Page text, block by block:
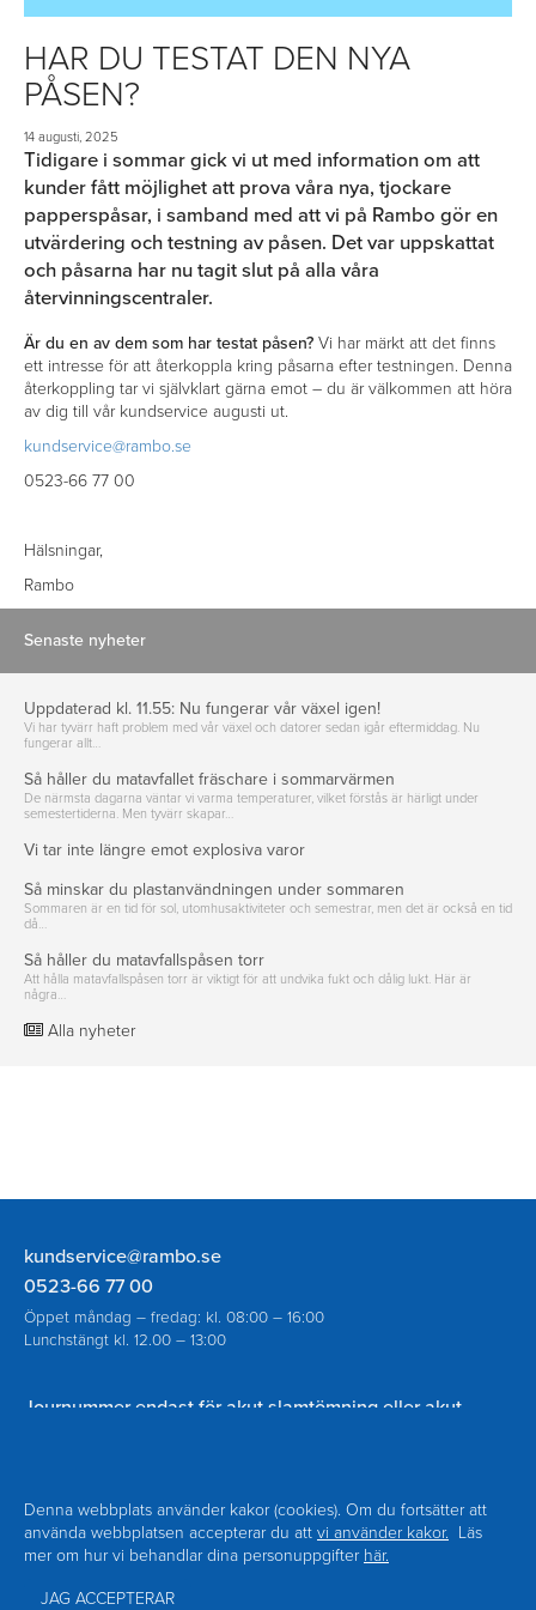
HAR DU TESTAT DEN NYA
PÅSEN?
14 augusti, 2025
Tidigare i sommar gick vi ut med information om att
kunder fått möjlighet att prova våra nya, tjockare
papperspåsar, i samband med att vi på Rambo gör en
utvärdering och testning av påsen. Det var uppskattat
och påsarna har nu tagit slut på alla våra
återvinningscentraler.
Är du en av dem som har testat påsen? Vi har märkt att det finns
ett intresse för att återkoppla kring påsarna efter testningen. Denna
återkoppling tar vi självklart gärna emot – du är välkommen att höra
av dig till vår kundservice augusti ut.
kundservice@rambo.se
0523-66 77 00
Hälsningar,
Rambo
Senaste nyheter
Uppdaterad kl. 11.55: Nu fungerar vår växel igen!
Vi har tyvärr haft problem med vår växel och datorer sedan igår eftermiddag. Nu
fungerar allt…
Så håller du matavfallet fräschare i sommarvärmen
De närmsta dagarna väntar vi varma temperaturer, vilket förstås är härligt under
semestertiderna. Men tyvärr skapar…
Vi tar inte längre emot explosiva varor
Så minskar du plastanvändningen under sommaren
Sommaren är en tid för sol, utomhusaktiviteter och semestrar, men det är också en tid
då…
Så håller du matavfallspåsen torr
Att hålla matavfallspåsen torr är viktigt för att undvika fukt och dålig lukt. Här är
några…
Alla nyheter
Denna webbplats använder kakor (cookies). Om du fortsätter att
använda webbplatsen accepterar du att vi använder kakor. Läs
mer om hur vi behandlar dina personuppgifter här.
JAG ACCEPTERAR
Rambo
AB
kundservice@rambo.se
0523-66 77 00
Öppet måndag – fredag: kl. 08:00 – 16:00
Lunchstängt kl. 12.00 – 13:00
Journummer endast för akut slamtömning eller akut
Sidfot
Kontakt
Nyheter